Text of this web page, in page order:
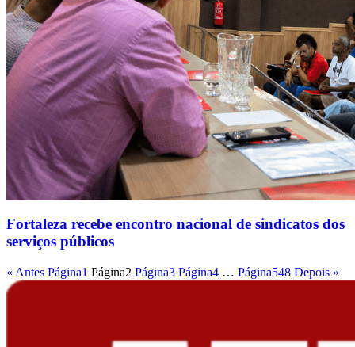
Fortaleza recebe encontro nacional de sindicatos dos
serviços públicos
« Antes Página1 Página2 Página3 Página4 … Página548 Depois »